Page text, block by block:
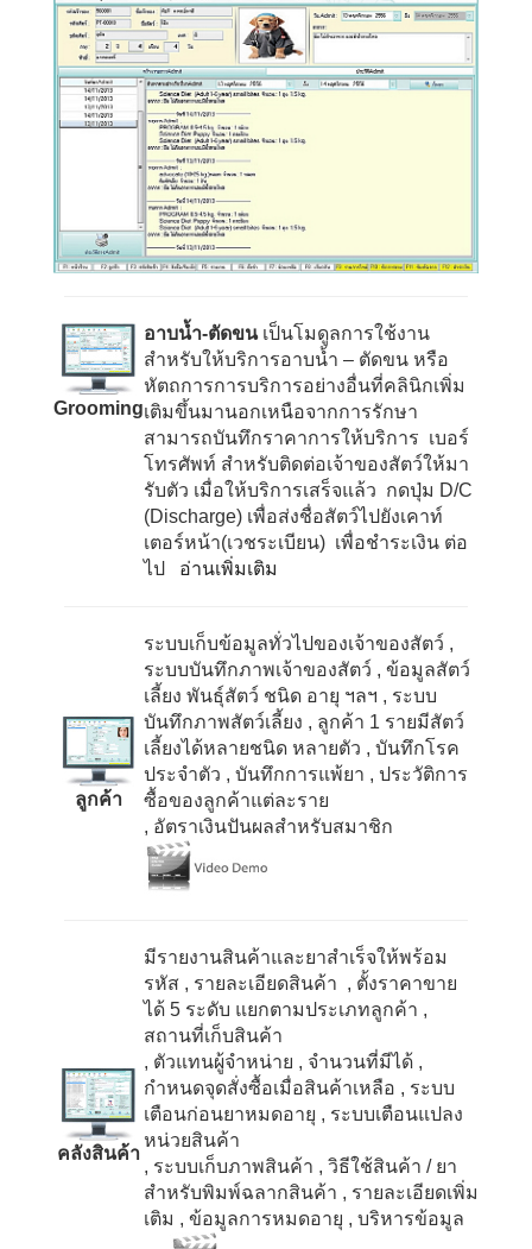
Grooming
อาบน้ำ-ตัดขน เป็นโมดูลการใช้งาน
สำหรับให้บริการอาบน้ำ – ตัดขน หรือ
หัตถการการบริการอย่างอื่นที่คลินิกเพิ่ม
เติมขึ้นมานอกเหนือจากการรักษา
สามารถบันทึกราคาการให้บริการ เบอร์
โทรศัพท์ สำหรับติดต่อเจ้าของสัตว์ให้มา
รับตัว เมื่อให้บริการเสร็จแล้ว กดปุ่ม D/C
(Discharge) เพื่อส่งชื่อสัตว์ไปยังเคาท์
เตอร์หน้า(เวชระเบียน) เพื่อชำระเงิน ต่อ
ไป อ่านเพิ่มเติม
ลูกค้า
ระบบเก็บข้อมูลทั่วไปของเจ้าของสัตว์ ,
ระบบบันทึกภาพเจ้าของสัตว์ , ข้อมูลสัตว์
เลี้ยง พันธุ์สัตว์ ชนิด อายุ ฯลฯ , ระบบ
บันทึกภาพสัตว์เลี้ยง , ลูกค้า 1 รายมีสัตว์
เลี้ยงได้หลายชนิด หลายตัว , บันทึกโรค
ประจำตัว , บันทึกการแพ้ยา , ประวัติการ
ซื้อของลูกค้าแต่ละราย
, อัตราเงินปันผลสำหรับสมาชิก
คลังสินค้า
มีรายงานสินค้าและยาสำเร็จให้พร้อม
รหัส , รายละเอียดสินค้า , ตั้งราคาขาย
ได้ 5 ระดับ แยกตามประเภทลูกค้า ,
สถานที่เก็บสินค้า
, ตัวแทนผู้จำหน่าย , จำนวนที่มีได้ ,
กำหนดจุดสั่งซื้อเมื่อสินค้าเหลือ , ระบบ
เตือนก่อนยาหมดอายุ , ระบบเตือนแปลง
หน่วยสินค้า
, ระบบเก็บภาพสินค้า , วิธีใช้สินค้า / ยา
สำหรับพิมพ์ฉลากสินค้า , รายละเอียดเพิ่ม
เติม , ข้อมูลการหมดอายุ , บริหารข้อมูล